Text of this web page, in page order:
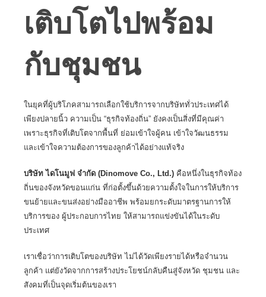
เติบโตไปพร้อม
กับชุมชน
ในยุคที่ผู้บริโภคสามารถเลือกใช้บริการจากบริษัททั่วประเทศได้
เพียงปลายนิ้ว ความเป็น “ธุรกิจท้องถิ่น” ยังคงเป็นสิ่งที่มีคุณค่า
เพราะธุรกิจที่เติบโตจากพื้นที่ ย่อมเข้าใจผู้คน เข้าใจวัฒนธรรม
และเข้าใจความต้องการของลูกค้าได้อย่างแท้จริง
บริษัท ไดโนมูฟ จำกัด (Dinomove Co., Ltd.) คือหนึ่งในธุรกิจท้อง
ถิ่นของจังหวัดขอนแก่น ที่ก่อตั้งขึ้นด้วยความตั้งใจในการให้บริการ
ขนย้ายและขนส่งอย่างมืออาชีพ พร้อมยกระดับมาตรฐานการให้
บริการของ ผู้ประกอบการไทย ให้สามารถแข่งขันได้ในระดับ
ประเทศ
เราเชื่อว่าการเติบโตของบริษัท ไม่ได้วัดเพียงรายได้หรือจำนวน
ลูกค้า แต่ยังวัดจากการสร้างประโยชน์กลับคืนสู่จังหวัด ชุมชน และ
สังคมที่เป็นจุดเริ่มต้นของเรา